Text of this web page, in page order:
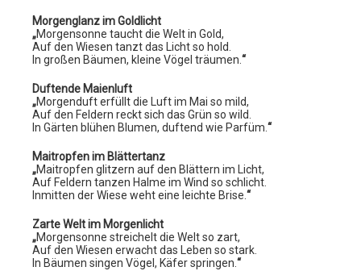
Morgenglanz im Goldlicht
„Morgensonne taucht die Welt in Gold,
Auf den Wiesen tanzt das Licht so hold.
In großen Bäumen, kleine Vögel träumen.“
Duftende Maienluft
„Morgenduft erfüllt die Luft im Mai so mild,
Auf den Feldern reckt sich das Grün so wild.
In Gärten blühen Blumen, duftend wie Parfüm.“
Maitropfen im Blättertanz
„Maitropfen glitzern auf den Blättern im Licht,
Auf Feldern tanzen Halme im Wind so schlicht.
Inmitten der Wiese weht eine leichte Brise.“
Zarte Welt im Morgenlicht
„Morgensonne streichelt die Welt so zart,
Auf den Wiesen erwacht das Leben so stark.
In Bäumen singen Vögel, Käfer springen.“